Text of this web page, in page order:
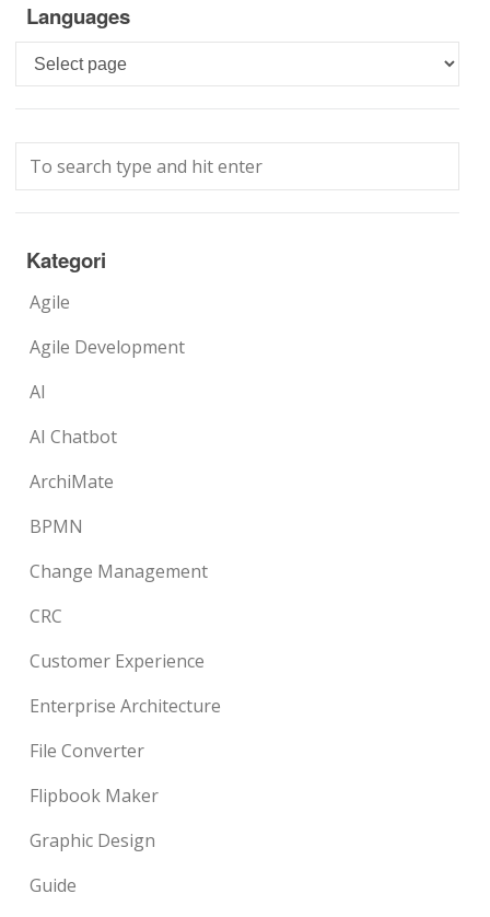
Languages
Languages
Kategori
Agile
Agile Development
AI
AI Chatbot
ArchiMate
BPMN
Change Management
CRC
Customer Experience
Enterprise Architecture
File Converter
Flipbook Maker
Graphic Design
Guide